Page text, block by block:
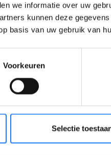
we informatie over uw
kunnen deze
basis van uw gebruik van
Voorkeuren
Selectie
Ook probeer ik
te drinken,
Op mijn
invloed meer
klik te geven dat ik
moeilijkste, maar
Wat is jouw